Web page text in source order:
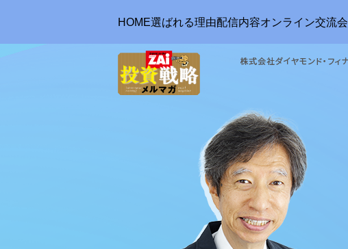
HOME選ばれる理由配信内容オンライン交流会